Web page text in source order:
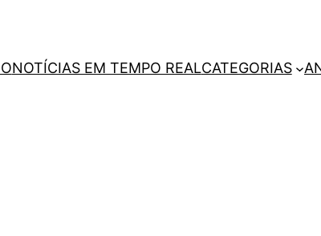
NOTÍCIAS EM TEMPO REALCATEGORIAS